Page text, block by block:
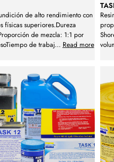
de alto rendimiento con
físicas superiores.Dureza
de mezcla: 1:1 por
de trabaj... Read more